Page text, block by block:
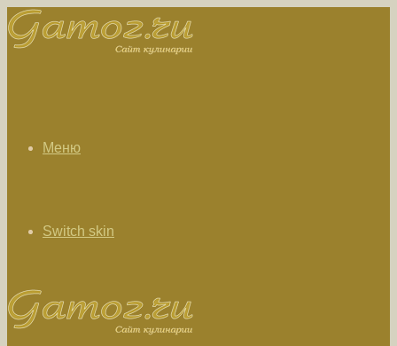
Меню
Switch skin